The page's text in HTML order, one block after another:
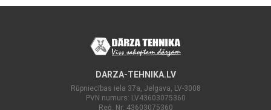
DARZA-TEHNIKA.LV
Rūpniecības iela 37a, Jelgava, LV-3008
PVN numurs: LV43603075360
Reģ. Nr: 43603075360